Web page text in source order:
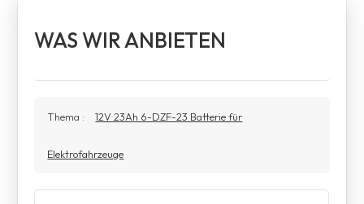
WAS WIR ANBIETEN
Thema : 12V 23Ah 6-DZF-23 Batterie für
Elektrofahrzeuge